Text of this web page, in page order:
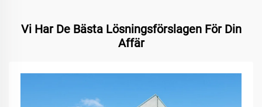
Vi Har De Bästa Lösningsförslagen För Din
Affär